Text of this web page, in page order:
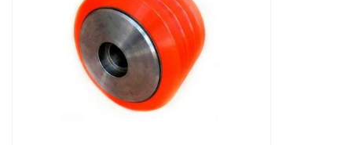
encontrar o site da Brasil Vedação. É
possível encontrar borrachas fabri...